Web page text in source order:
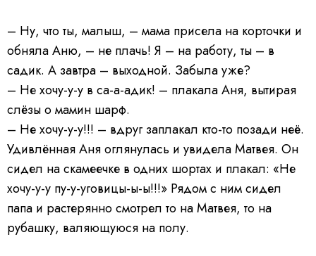
– Ну, что ты, малыш, – мама присела на корточки и
обняла Аню, – не плачь! Я – на работу, ты – в
садик. А завтра – выходной. Забыла уже?
– Не хочу-у-у в са-а-адик! – плакала Аня, вытирая
слёзы о мамин шарф.
– Не хочу-у-у!!! – вдруг заплакал кто-то позади неё.
Удивлённая Аня оглянулась и увидела Матвея. Он
сидел на скамеечке в одних шортах и плакал: «Не
хочу-у-у пу-у-уговицы-ы-ы!!!» Рядом с ним сидел
папа и растерянно смотрел то на Матвея, то на
рубашку, валяющуюся на полу.